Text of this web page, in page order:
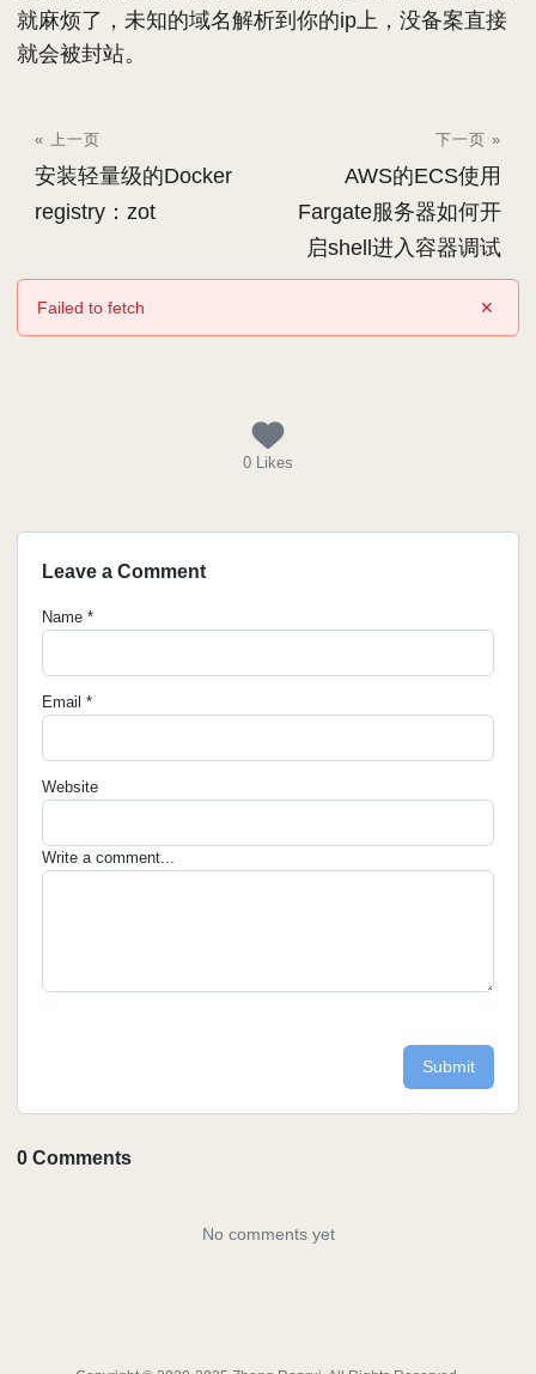
就麻烦了，未知的域名解析到你的ip上，没备案直接
就会被封站。
« 上一页
安装轻量级的Docker
registry：zot
下一页 »
AWS的ECS使用
Fargate服务器如何开
启shell进入容器调试